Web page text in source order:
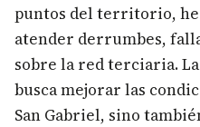
puntos del territorio,
atender derrumbes,
sobre la red terciaria.
busca mejorar las
San Gabriel, sino